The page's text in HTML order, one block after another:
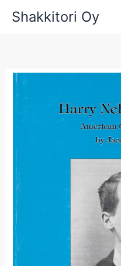
sisältöön
Shakkitori Oy